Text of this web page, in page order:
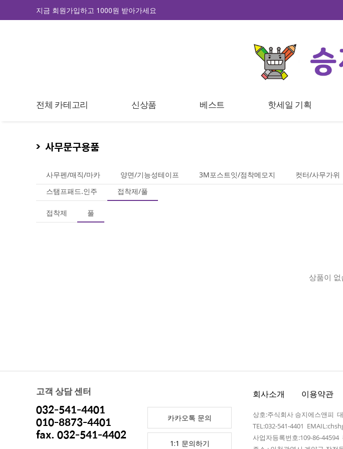
지금 회원가입하고 1000원 받아가세요
전체 카테고리 신상품 베스트 핫세일 기획
사무문구용품
사무펜/매직/마카 양면/기능성테이프 3M포스트잇/점착메모지 컷터/사무가위
스탬프패드.인주
접착제/풀
접착제 풀
상품이 없
고객 상담 센터
032-541-4401
010-8873-4401
fax. 032-541-4402
카카오톡 문의
1:1 문의하기
회사소개 이용약관
상호:주식회사 승지에스앤피
TEL:032-541-4401
사업자등록번호:109-86-44594